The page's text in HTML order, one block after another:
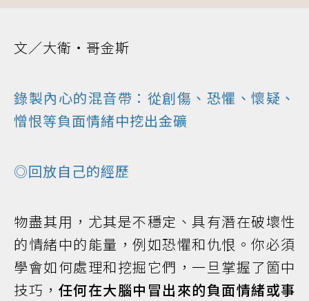
文／大衛・哥金斯
錄製內心的混音帶：從創傷、恐懼、懷疑、
憎恨等負面情緒中挖出金礦
◎回放自己的經歷
物盡其用，尤其是不穩定、具有潛在破壞性
的情緒中的能量，例如恐懼和仇恨。你必須
學會如何處理和挖掘它們，一旦掌握了箇中
技巧， 任何在大腦中冒出來的負面情緒或事